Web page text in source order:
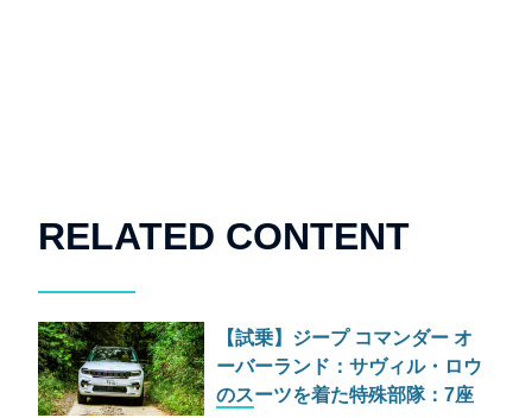
RELATED CONTENT
【試乗】ジープ コマンダー オ
ーバーランド：サヴィル・ロウ
のスーツを着た特殊部隊：7座